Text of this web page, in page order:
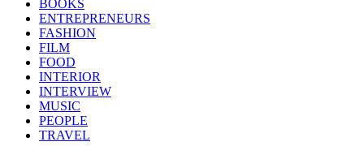
BOOKS
ENTREPRENEURS
FASHION
FILM
FOOD
INTERIOR
INTERVIEW
MUSIC
PEOPLE
TRAVEL